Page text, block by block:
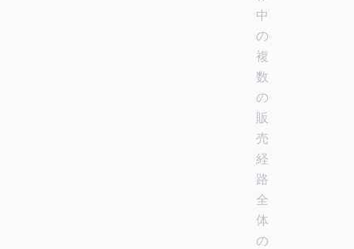
中
の
複
数
の
販
売
経
路
全
体
の